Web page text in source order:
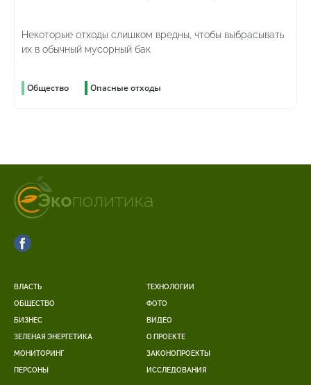
Некоторые отходы слишком вредны, чтобы выбрасывать
их в обычный мусорный бак
Общество Опасные отходы
ВЛАСТЬ
ОБЩЕСТВО
БИЗНЕС
ЗЕЛЕНАЯ ЭНЕРГЕТИКА
МОНИТОРИНГ
ПЕРСОНЫ
ТЕХНОЛОГИИ
ФОТО
ВИДЕО
О ПРОЕКТЕ
ЗАКОНОПРОЕКТЫ
ИССЛЕДОВАНИЯ